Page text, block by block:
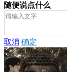
随便说点什么
取消 确定